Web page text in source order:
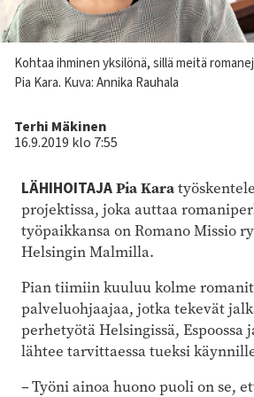
Kuvateksti
Kohtaa ihminen yksilönä, sillä meitä
Pia Kara. Kuva: Annika Rauhala
Kirjoittaja
Terhi Mäkinen
16.9.2019 klo 7:55
LÄHIHOITAJAPia Kara
projektissa, joka auttaa
työpaikkansa on Romano Missio
Helsingin Malmilla.
Pian tiimiin kuuluu kolme
palveluohjaajaa, jotka tekevät
perhetyötä Helsingissä, Espoossa
lähtee tarvittaessa tueksi
– Työni ainoa huono puoli on se,